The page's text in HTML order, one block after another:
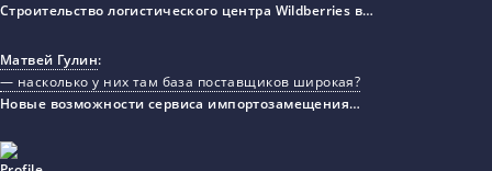
Строительство логистического центра Wildberries в…
Матвей Гулин:
— насколько у них там база поставщиков широкая?
Новые возможности сервиса импортозамещения…